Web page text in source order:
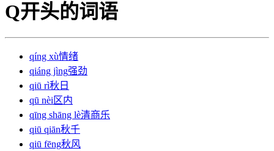
Q开头的词语
qíng xù情绪
qiáng jìng强劲
qiū rì秋日
qū nèi 区内
qīng shāng lè清商乐
qiū qiān秋千
qiū fēng秋风